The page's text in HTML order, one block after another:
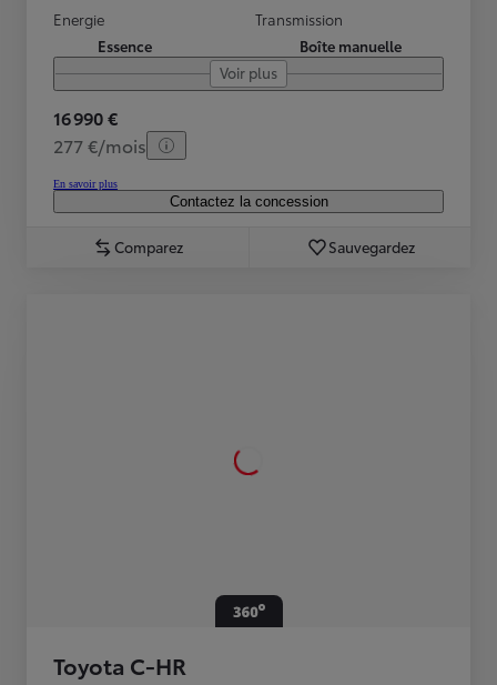
Energie
Essence
Transmission
Boîte manuelle
Voir plus
16 990 €
277 €/mois
En savoir plus
Contactez la concession
Comparez Sauvegardez
Toyota C-HR